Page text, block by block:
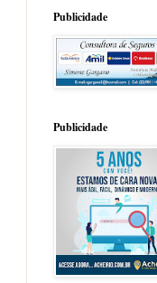
Publicidade
Publicidade